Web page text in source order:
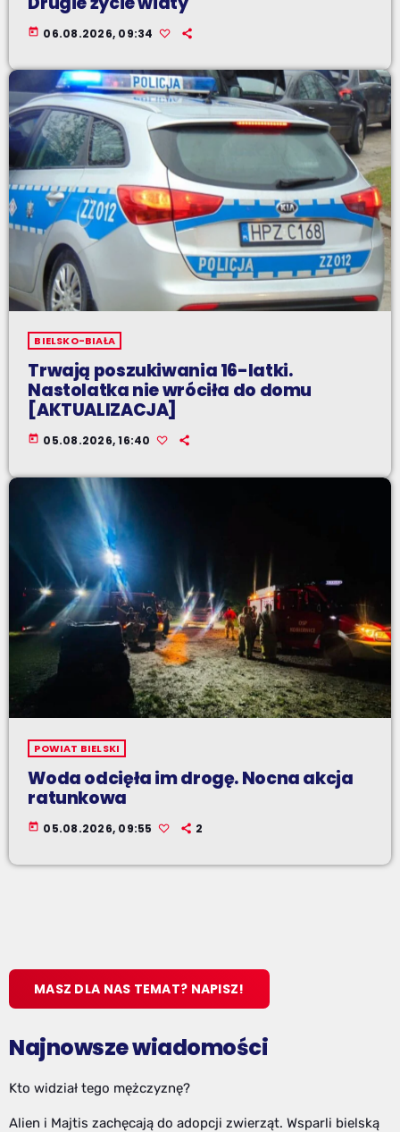
today 06.08.2026, 09:34
BIELSKO-BIAŁA
Trwają poszukiwania 16-latki.
Nastolatka nie wróciła do domu
[AKTUALIZACJA]
today 05.08.2026, 16:40
POWIAT BIELSKI
Woda odcięła im drogę. Nocna akcja
ratunkowa
today 05.08.2026, 09:55 2
MASZ DLA NAS TEMAT? NAPISZ!
Najnowsze wiadomości
Kto widział tego mężczyznę?
Alien i Majtis zachęcają do adopcji zwierząt. Wsparli bielską